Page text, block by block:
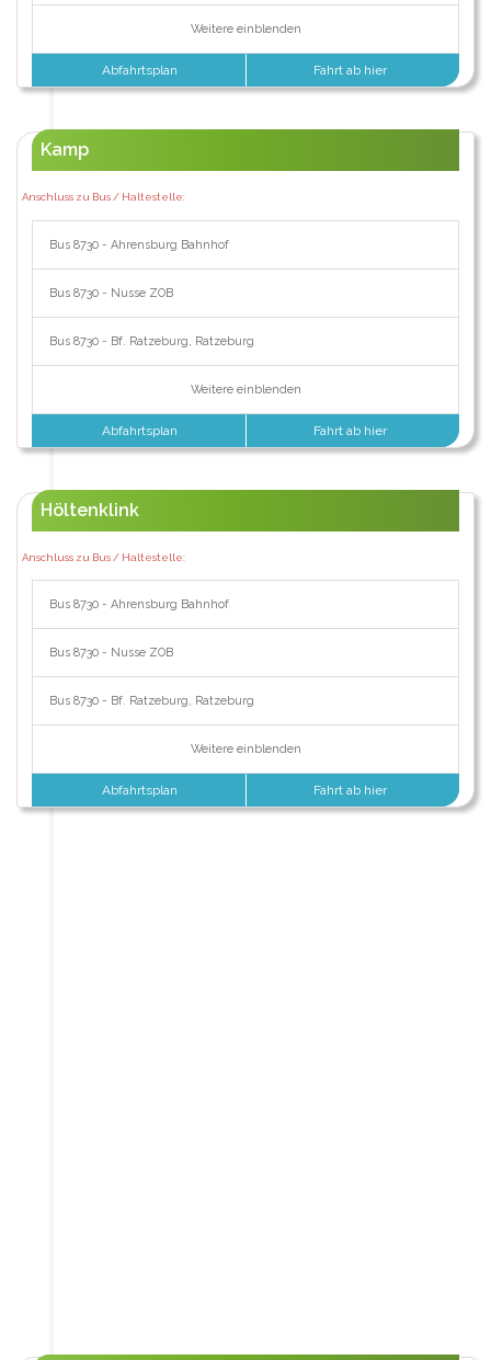
Weitere einblenden
Abfahrtsplan Fahrt ab hier
Kamp
Anschluss zu Bus / Haltestelle:
Bus 8730 - Ahrensburg Bahnhof
Bus 8730 - Nusse ZOB
Bus 8730 - Bf. Ratzeburg, Ratzeburg
Weitere einblenden
Abfahrtsplan Fahrt ab hier
Höltenklink
Anschluss zu Bus / Haltestelle:
Bus 8730 - Ahrensburg Bahnhof
Bus 8730 - Nusse ZOB
Bus 8730 - Bf. Ratzeburg, Ratzeburg
Weitere einblenden
Abfahrtsplan Fahrt ab hier